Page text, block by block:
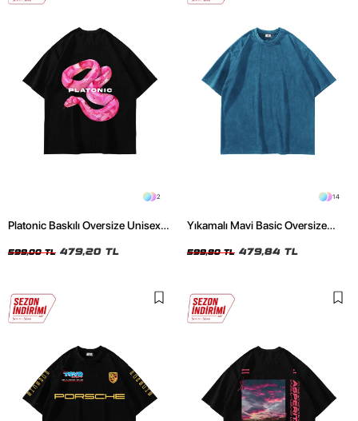
2
Platonic Baskılı Oversize Unisex
599,00 TL 479,20 TL
14
Yıkamalı Mavi Basic Oversize
599,80 TL 479,84 TL